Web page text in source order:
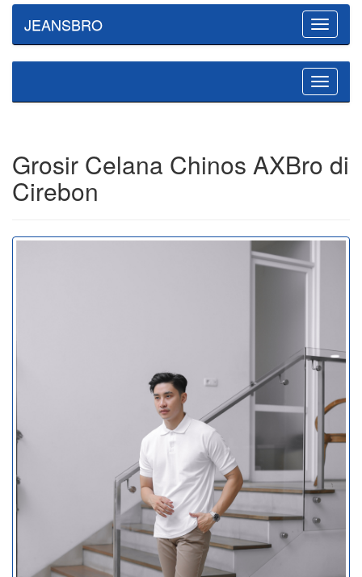
Toggle
JEANSBRO
Toggle
Grosir Celana Chinos AXBro di
Cirebon